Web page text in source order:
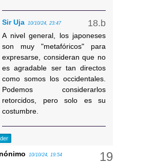
Sir Uja 10/10/24, 23:47
A nivel general, los japoneses
son muy "metafóricos" para
expresarse, consideran que no
es agradable ser tan directos
como somos los occidentales.
Podemos considerarlos
retorcidos, pero solo es su
costumbre.
10/10/24, 19:54